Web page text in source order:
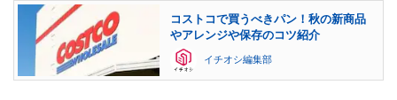
コストコで買うべきパン！秋の新商品
やアレンジや保存のコツ紹介
イチオシ編集部